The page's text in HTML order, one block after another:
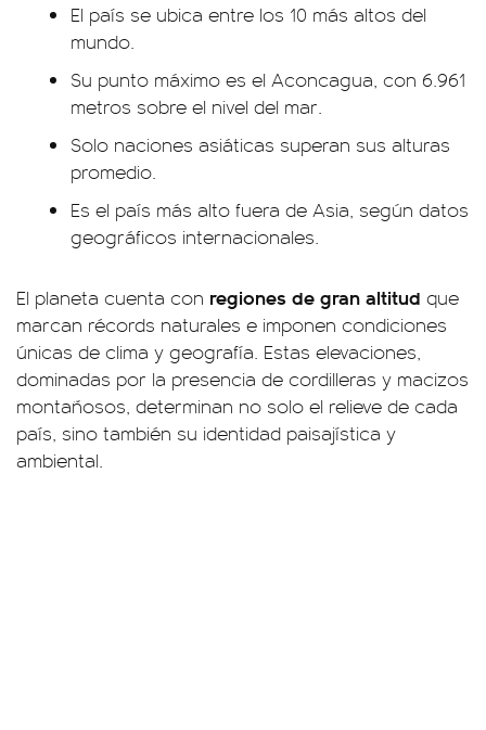
El país se ubica entre los 10 más altos del
mundo.
Su punto máximo es el Aconcagua, con 6.961
metros sobre el nivel del mar.
Solo naciones asiáticas superan sus alturas
promedio.
Es el país más alto fuera de Asia, según datos
geográficos internacionales.
El planeta cuenta con regiones de gran altitud que
marcan récords naturales e imponen condiciones
únicas de clima y geografía. Estas elevaciones,
dominadas por la presencia de cordilleras y macizos
montañosos, determinan no solo el relieve de cada
país, sino también su identidad paisajística y
ambiental.